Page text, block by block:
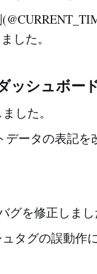
した。
ッシュボー
した。
ータの表記を
グを修正しまし
タグの誤動作